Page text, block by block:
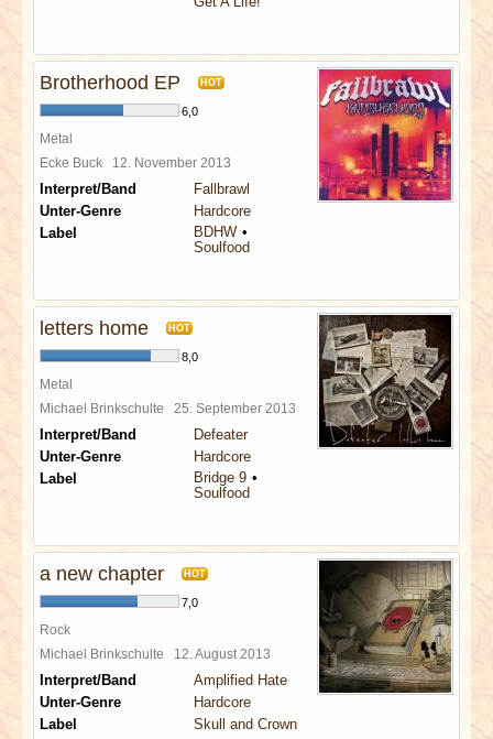
Brotherhood EP HOT
6,0
Metal
Ecke Buck 12. November 2013
Interpret/Band
Fallbrawl
Unter-Genre
Hardcore
Label
BDHW
Soulfood
letters home HOT
8,0
Metal
Michael Brinkschulte 25. September 2013
Interpret/Band
Defeater
Unter-Genre
Hardcore
Label
Bridge 9
Soulfood
a new chapter HOT
7,0
Rock
Michael Brinkschulte 12. August 2013
Interpret/Band
Amplified Hate
Unter-Genre
Hardcore
Label
Skull and Crown